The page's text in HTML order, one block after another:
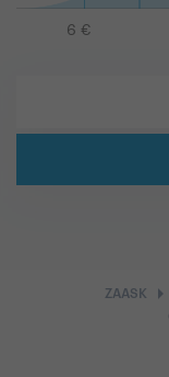
6 €
ZAASK arrow_right